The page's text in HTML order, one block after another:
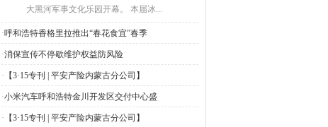
大黑河军事文化乐园开幕。 本届冰...
·呼和浩特香格里拉推出“春花食宜”春季
·消保宣传不停歇维护权益防风险
· 【3·15专刊 | 平安产险内蒙古分公司】
·小米汽车呼和浩特金川开发区交付中心盛
· 【3·15专刊 | 平安产险内蒙古分公司】